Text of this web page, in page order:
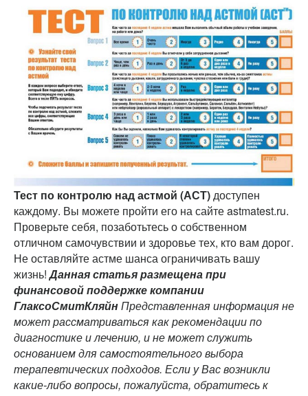
Тест по контролю над астмой (АСТ)доступен
каждому. Вы можете пройти его на сайте astmatest.ru.
Проверьте себя, позаботьтесь о собственном
отличном самочувствии и здоровье тех, кто вам дорог.
Не оставляйте астме шанса ограничивать вашу
жизнь!Данная статья размещена при
финансовой поддержке компании
ГлаксоСмитКляйнПредставленная информация не
может рассматриваться как рекомендации по
диагностике и лечению, и не может служить
основанием для самостоятельного выбора
терапевтических подходов. Если у Вас возникли
какие-либо вопросы, пожалуйста, обратитесь к